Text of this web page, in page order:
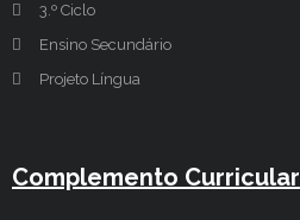
3.º Ciclo
Ensino Secundário
Projeto Língua
Complemento Curricular